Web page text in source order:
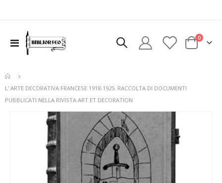
Toggle
Nav
Cart
0elementi
L' ARTE DECORATIVA FRANCESE 1918-1925. RACCOLTA DI DOCUMENTI
PUBBLICATI NELLA RIVISTA ART ET DECORATION